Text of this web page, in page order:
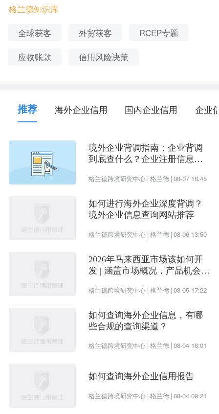
有限责任公司
企业法人
币
100.0%
状况，因此了解目标企业的供应商信息是非常关键
江省歌舞剧院有限公司供应商的风险状况、盈利能
力、信用状况等详细信息，可联系格兰德信用在线
客服获取企业信用报告。
格兰德知识库
全球获客 外贸获客 RCEP专题
应收账款 信用风险决策
推荐 海外企业信用 国内企业信用 企业
境外企业背调指南：企业背调
到底查什么？企业注册信息、
次看懂
格兰德跨境研究中心 | 格兰德 | 08-07 18:48
如何进行海外企业深度背调？
境外企业信息查询网站推荐
格兰德跨境研究中心 | 格兰德 | 08-06 13:50
2026年马来西亚市场该如何开
发 | 涵盖市场概况，产品机会及
格兰德跨境研究中心 | 格兰德 | 08-05 17:22
如何查询海外企业信息，有哪
些合规的查询渠道？
格兰德跨境研究中心 | 格兰德 | 08-04 18:01
如何查询海外企业信用报告
格兰德跨境研究中心 | 格兰德 | 08-04 09:21